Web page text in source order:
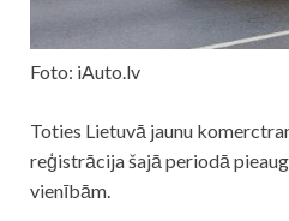
Foto: iAuto.lv
Toties Lietuvā jaunu
reģistrācija šajā periodā
vienībām.